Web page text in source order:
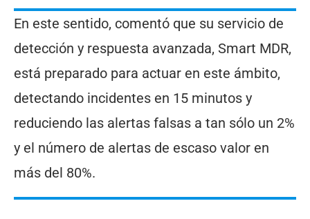
En este sentido, comentó que su servicio de
detección y respuesta avanzada, Smart MDR,
está preparado para actuar en este ámbito,
detectando incidentes en 15 minutos y
reduciendo las alertas falsas a tan sólo un 2%
y el número de alertas de escaso valor en
más del 80%.